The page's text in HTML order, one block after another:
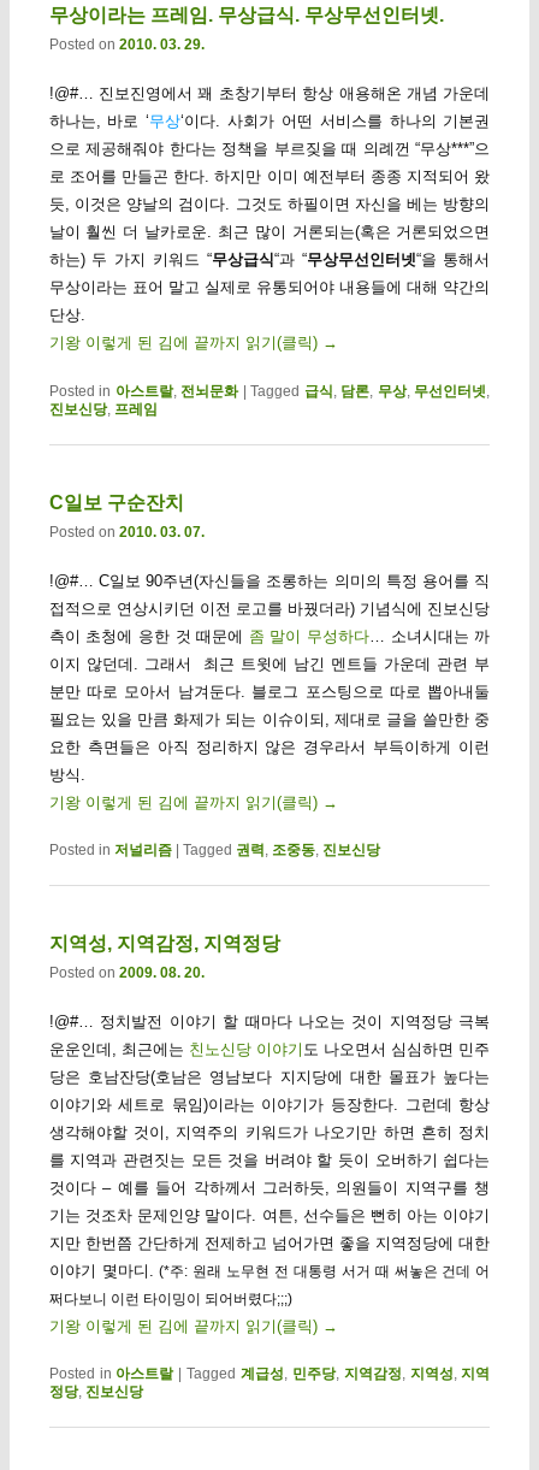
무상이라는 프레임. 무상급식. 무상무선인터넷.
Posted on 2010. 03. 29.
!@#… 진보진영에서 꽤 초창기부터 항상 애용해온 개념 가운데
하나는, 바로 ‘무상‘이다. 사회가 어떤 서비스를 하나의 기본권
으로 제공해줘야 한다는 정책을 부르짖을 때 의례껀 “무상***”으
로 조어를 만들곤 한다. 하지만 이미 예전부터 종종 지적되어 왔
듯, 이것은 양날의 검이다. 그것도 하필이면 자신을 베는 방향의
날이 훨씬 더 날카로운. 최근 많이 거론되는(혹은 거론되었으면
하는) 두 가지 키워드 “무상급식“과 “무상무선인터넷“을 통해서
무상이라는 표어 말고 실제로 유통되어야 내용들에 대해 약간의
단상.
기왕 이렇게 된 김에 끝까지 읽기(클릭) →
Posted in 아스트랄, 전뇌문화 |Tagged 급식 담론 무상, 무선인터넷
진보신당, 프레임
C일보 구순잔치
Posted on 2010. 03. 07.
!@#… C일보 90주년(자신들을 조롱하는 의미의 특정 용어를 직
접적으로 연상시키던 이전 로고를 바꿨더라) 기념식에 진보신당
측이 초청에 응한 것 때문에 좀 말이 무성하다 … 소녀시대는 까
이지 않던데. 그래서 최근 트윗에 남긴 멘트들 가운데 관련 부
분만 따로 모아서 남겨둔다. 블로그 포스팅으로 따로 뽑아내둘
필요는 있을 만큼 화제가 되는 이슈이되, 제대로 글을 쓸만한 중
요한 측면들은 아직 정리하지 않은 경우라서 부득이하게 이런
방식.
기왕 이렇게 된 김에 끝까지 읽기(클릭) →
Posted in 저널리즘 | Tagged 권력, 조중동, 진보신당
지역성, 지역감정, 지역정당
Posted on 2009. 08. 20.
!@#… 정치발전 이야기 할 때마다 나오는 것이 지역정당 극복
운운인데, 최근에는 친노신당 이야기 도 나오면서 심심하면 민주
당은 호남잔당(호남은 영남보다 지지당에 대한 몰표가 높다는
이야기와 세트로 묶임)이라는 이야기가 등장한다. 그런데 항상
생각해야할 것이, 지역주의 키워드가 나오기만 하면 흔히 정치
를 지역과 관련짓는 모든 것을 버려야 할 듯이 오버하기 쉽다는
것이다 – 예를 들어 각하께서 그러하듯, 의원들이 지역구를 챙
기는 것조차 문제인양 말이다. 여튼, 선수들은 뻔히 아는 이야기
지만 한번쯤 간단하게 전제하고 넘어가면 좋을 지역정당에 대한
이야기 몇마디.(*주: 원래 노무현 전 대통령 서거 때 써놓은 건데 어
쩌다보니 이런 타이밍이 되어버렸다;;;)
기왕 이렇게 된 김에 끝까지 읽기(클릭) →
Posted in 아스트랄 |Tagged 계급성, 민주당, 지역감정, 지역성,지역
정당, 진보신당